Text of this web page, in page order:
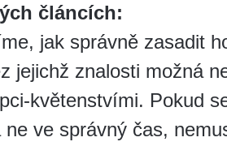
článcích:
jak správně zasadit
jejichž znalosti možná
květenstvími. Pokud
ne ve správný čas,